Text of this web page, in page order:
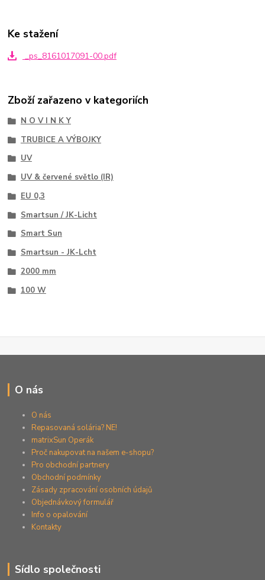
Ke stažení
_ps_8161017091-00.pdf
Zboží zařazeno v kategoriích
N O V I N K Y
TRUBICE A VÝBOJKY
UV
UV & červené světlo (IR)
EU 0,3
Smartsun / JK-Licht
Smart Sun
Smartsun - JK-Lcht
2000 mm
100 W
O nás
O nás
Repasovaná solária? NE!
matrixSun Operák
Proč nakupovat na našem e-shopu?
Pro obchodní partnery
Obchodní podmínky
Zásady zpracování osobních údajů
Objednávkový formulář
Info o opalování
Kontakty
Sídlo společnosti